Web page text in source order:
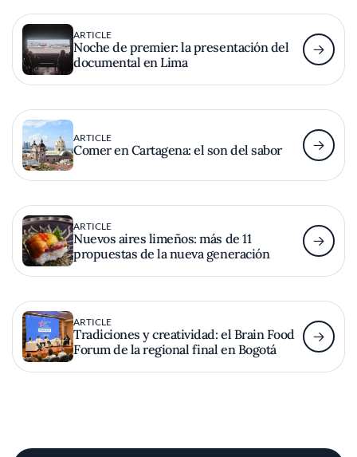
ARTICLE
Noche de premier: la presentación del
documental en Lima
ARTICLE
Comer en Cartagena: el son del sabor
ARTICLE
Nuevos aires limeños: más de 11
propuestas de la nueva generación
ARTICLE
Tradiciones y creatividad: el Brain Food
Forum de la regional final en Bogotá